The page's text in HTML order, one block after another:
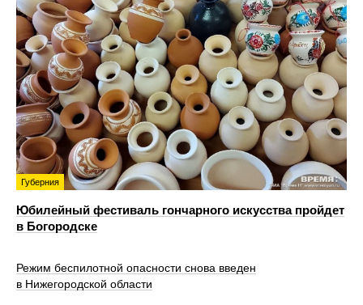
Губерния
Юбилейный фестиваль гончарного искусства пройдет
в Богородске
Режим беспилотной опасности снова введен
в Нижегородской области